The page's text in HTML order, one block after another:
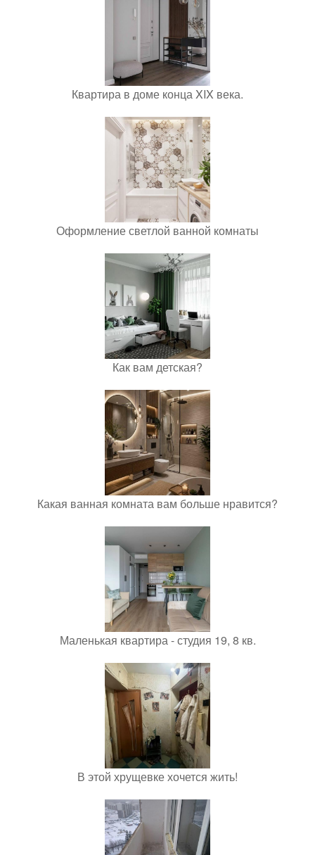
Квартира в доме конца XIX века.
Оформление светлой ванной комнаты
Как вам детская?
Какая ванная комната вам больше нравится?
Маленькая квартира - студия 19, 8 кв.
В этой хрущевке хочется жить!